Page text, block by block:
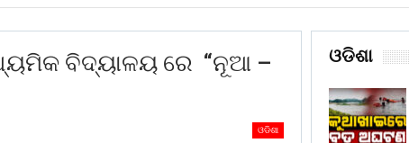
ବିଦ୍ୟାଳୟ ରେ “ନୂଆ –
ଓଡିଶା
ଓଡିଶା